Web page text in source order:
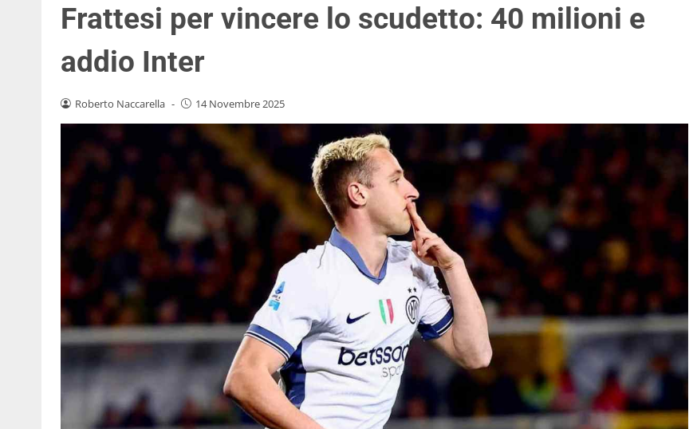
Frattesi per vincere lo scudetto: 40 milioni e
addio Inter
Roberto Naccarella - 14 Novembre 2025